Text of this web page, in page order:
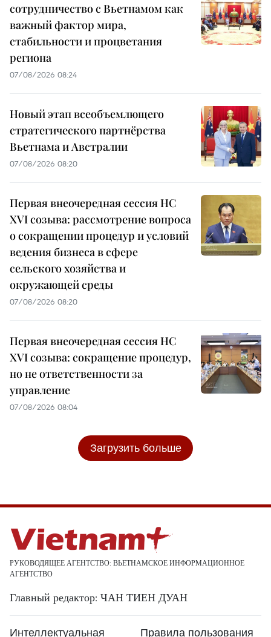
сотрудничество с Вьетнамом как
важный фактор мира,
стабильности и процветания
региона
07/08/2026 08:24
Новый этап всеобъемлющего
стратегического партнёрства
Вьетнама и Австралии
07/08/2026 08:20
Первая внеочередная сессия НС
XVI созыва: рассмотрение вопроса
о сокращении процедур и условий
ведения бизнеса в сфере
сельского хозяйства и
окружающей среды
07/08/2026 08:20
Первая внеочередная сессия НС
XVI созыва: сокращение процедур,
но не ответственности за
управление
07/08/2026 08:04
Загрузить больше
РУКОВОДЯЩЕЕ АГЕНТСТВО: ВЬЕТНАМСКОЕ ИНФОРМАЦИОННОЕ
АГЕНТСТВО
Главный редактор: ЧАН ТИЕН ДУАН
Интеллектуальная Правила пользования